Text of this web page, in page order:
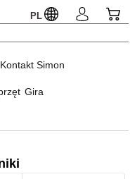
PL
Kontakt Simon
Gira